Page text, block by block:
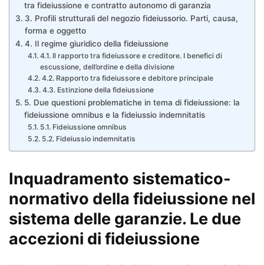
tra fideiussione e contratto autonomo di garanzia
3. Profili strutturali del negozio fideiussorio. Parti, causa,
forma e oggetto
4. Il regime giuridico della fideiussione
4.1. Il rapporto tra fideiussore e creditore. I benefici di
escussione, dell’ordine e della divisione
4.2. Rapporto tra fideiussore e debitore principale
4.3. Estinzione della fideiussione
5. Due questioni problematiche in tema di fideiussione: la
fideiussione omnibus e la fideiussio indemnitatis
5.1. Fideiussione omnibus
5.2. Fideiussio indemnitatis
Inquadramento sistematico-
normativo della fideiussione nel
sistema delle garanzie. Le due
accezioni di fideiussione